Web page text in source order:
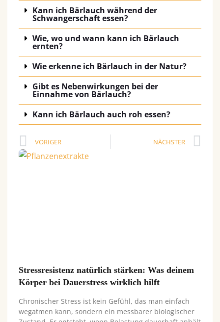
Kann ich Bärlauch während der
Schwangerschaft essen?
Wie, wo und wann kann ich Bärlauch
ernten?
Wie erkenne ich Bärlauch in der Natur?
Gibt es Nebenwirkungen bei der
Einnahme von Bärlauch?
Kann ich Bärlauch auch roh essen?
Prev
VORIGER NÄCHSTER
Stressresistenz natürlich stärken: Was deinem
Körper bei Dauerstress wirklich hilft
Chronischer Stress ist kein Gefühl, das man einfach
wegatmen kann, sondern ein messbarer biologischer